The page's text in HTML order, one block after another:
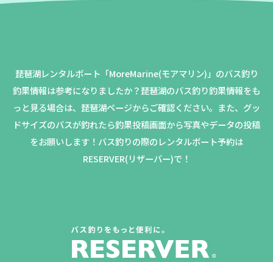
琵琶湖レンタルボート「MoreMarine(モアマリン)」のバス釣り
釣果情報は参考になりましたか？琵琶湖のバス釣り釣果情報をも
っと見る場合は、琵琶湖ページからご確認ください。 また、グッ
ドサイズのバスが釣れたら釣果投稿画面から写真やデータの投稿
をお願いします！バス釣りの際のレンタルボート予約は
RESERVER(リザーバー)で！